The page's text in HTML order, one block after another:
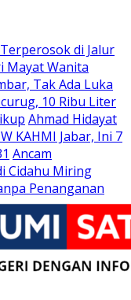
di Jalur
Mayat Wanita
Tak Ada Luka
10 Ribu Liter
Ahmad Hidayat
KAHMI Jabar, Ini 7
Ancam
Cidahu Miring
Penanganan